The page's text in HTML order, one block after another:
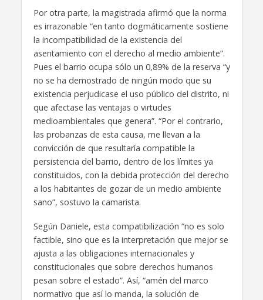
Por otra parte, la magistrada afirmó que la norma
es irrazonable “en tanto dogmáticamente sostiene
la incompatibilidad de la existencia del
asentamiento con el derecho al medio ambiente”.
Pues el barrio ocupa sólo un 0,89% de la reserva “y
no se ha demostrado de ningún modo que su
existencia perjudicase el uso público del distrito, ni
que afectase las ventajas o virtudes
medioambientales que genera”. “Por el contrario,
las probanzas de esta causa, me llevan a la
convicción de que resultaría compatible la
persistencia del barrio, dentro de los límites ya
constituidos, con la debida protección del derecho
a los habitantes de gozar de un medio ambiente
sano”, sostuvo la camarista.
Según Daniele, esta compatibilización “no es solo
factible, sino que es la interpretación que mejor se
ajusta a las obligaciones internacionales y
constitucionales que sobre derechos humanos
pesan sobre el estado”. Así, “amén del marco
normativo que así lo manda, la solución de